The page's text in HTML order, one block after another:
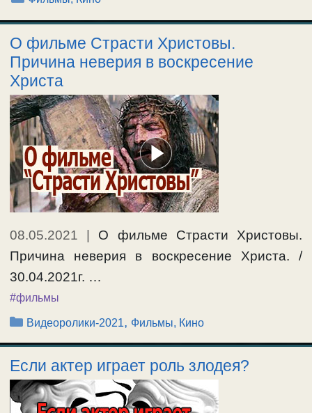
О фильме Страсти Христовы.
Причина неверия в воскресение
Христа
08.05.2021
О фильме Страсти Христовы.
Причина неверия в воскресение Христа. /
30.04.2021г. …
#фильмы
Рубрики
Видеоролики-2021, Фильмы, Кино
Если актер играет роль злодея?